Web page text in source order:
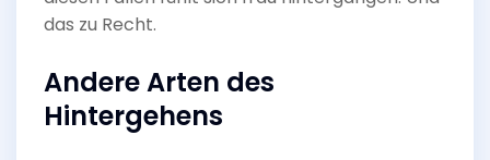
das zu Recht.
Andere Arten des
Hintergehens